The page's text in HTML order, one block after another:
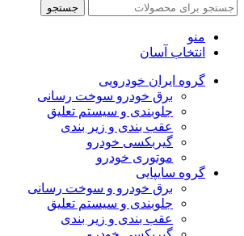
جستجو
منو
انتخاب آسان
گروه ایران خودرویی
برق خودرو سوخت رسانی
جلوبندی و سیستم تعلیق
عقب بندی و زیر بندی
گیربکسی خودرو
موتوری خودرو
گروه سایپایی
برق خودرو و سوخت رسانی
جلوبندی و سیستم تعلیق
عقب بندی و زیر بندی